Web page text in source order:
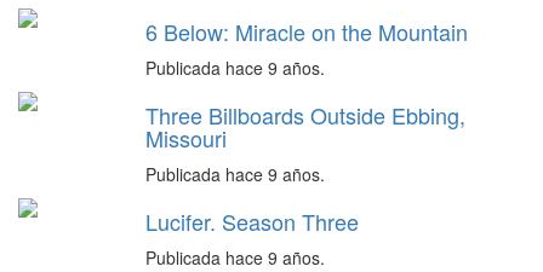
6 Below: Miracle on the Mountain
Publicada hace 9 años.
Three Billboards Outside Ebbing,
Missouri
Publicada hace 9 años.
Lucifer. Season Three
Publicada hace 9 años.